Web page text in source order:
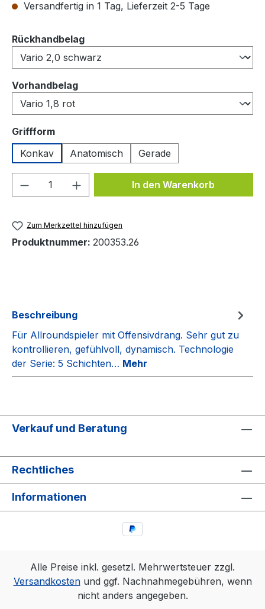
Versandfertig in 1 Tag, Lieferzeit 2-5 Tage
Rückhandbelagauswählen
Vorhandbelagauswählen
Griffformauswählen
Konkav
Anatomisch Gerade
Produkt Anzahl: Gib denIn den Warenkorb
Zum Merkzettel hinzufügen
Produktnummer: 200353.26
Beschreibung
Für Allroundspieler mit Offensivdrang. Sehr gut zu
kontrollieren, gefühlvoll, dynamisch. Technologie
der Serie: 5 Schichten… Mehr
Verkauf und Beratung
Rechtliches
Informationen
Alle Preise inkl. gesetzl. Mehrwertsteuer zzgl.
Versandkostenund ggf. Nachnahmegebühren, wenn
nicht anders angegeben.